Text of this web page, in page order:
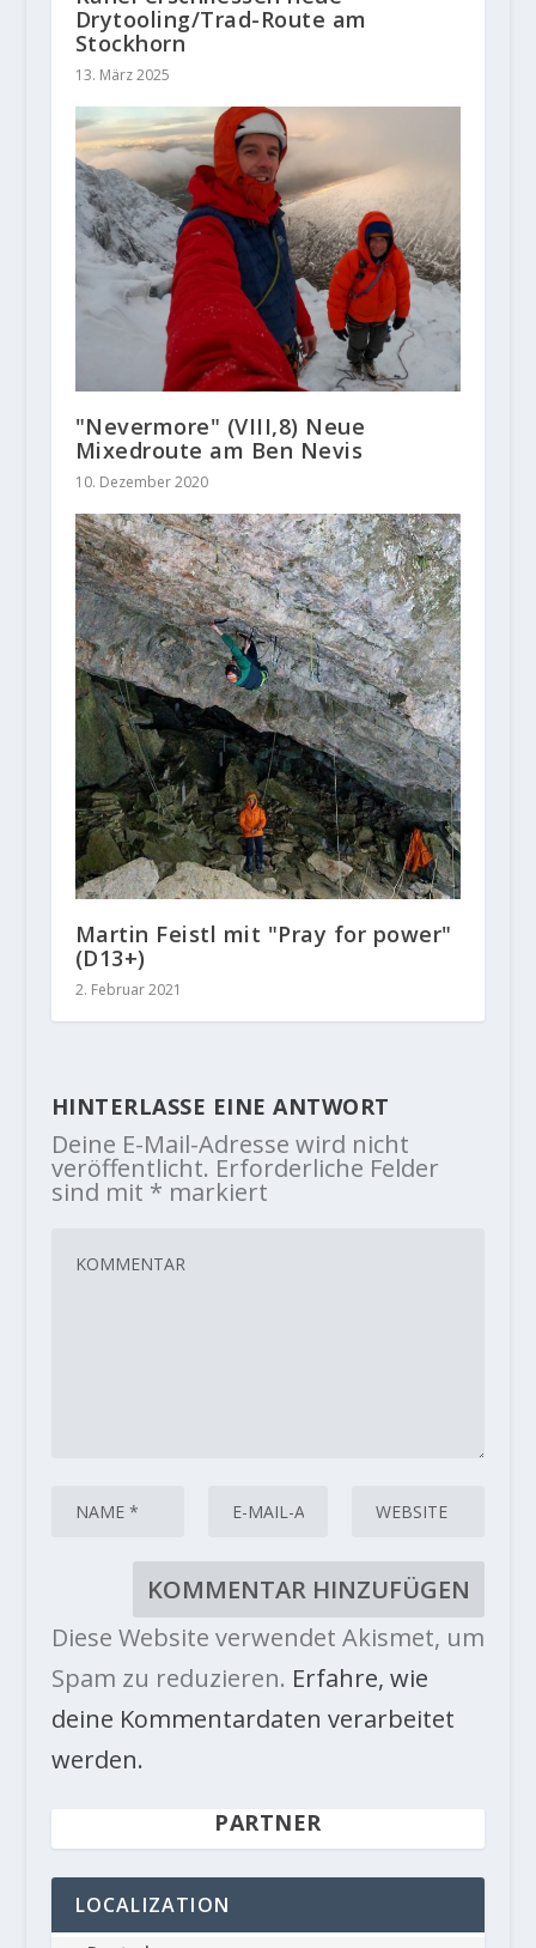
Drytooling/Trad-Route am
Stockhorn
13. März 2025
"Nevermore" (VIII,8) Neue
Mixedroute am Ben Nevis
10. Dezember 2020
Martin Feistl mit "Pray for power"
(D13+)
2. Februar 2021
HINTERLASSE EINE ANTWORT
Deine E-Mail-Adresse wird nicht
veröffentlicht. Erforderliche Felder
sind mit * markiert
Diese Website verwendet Akismet, um
Spam zu reduzieren. Erfahre, wie
deine Kommentardaten verarbeitet
werden.
PARTNER
LOCALIZATION